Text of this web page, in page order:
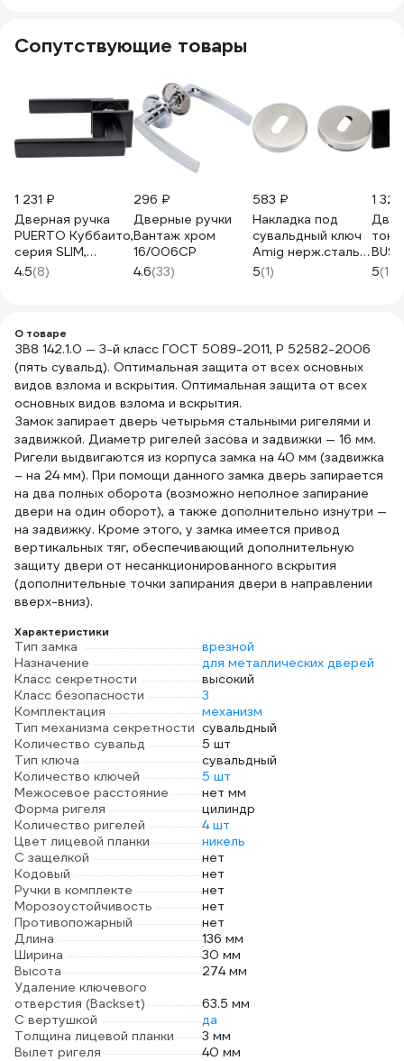
Сопутствующие товары
1 231 ₽
Дверная ручка
PUERTO Куббаито,
серия SLIM,
черный INAL 541-
03 slim B
4.5(8)
296 ₽
Дверные ручки
Вантаж хром
16/006CP
4.6(33)
583 ₽
Накладка под
сувальдный ключ
Amig нерж.сталь
2-53
5(1)
1
A-
5(10)
О товаре
ЗВ8 142.1.0 — 3-й класс ГОСТ 5089-2011, Р 52582-2006
(пять сувальд). Оптимальная защита от всех основных
видов взлома и вскрытия. Оптимальная защита от всех
основных видов взлома и вскрытия.
Замок запирает дверь четырьмя стальными ригелями и
задвижкой. Диаметр ригелей засова и задвижки — 16 мм.
Ригели выдвигаются из корпуса замка на 40 мм (задвижка
– на 24 мм). При помощи данного замка дверь запирается
на два полных оборота (возможно неполное запирание
двери на один оборот), а также дополнительно изнутри —
на задвижку. Кроме этого, у замка имеется привод
вертикальных тяг, обеспечивающий дополнительную
защиту двери от несанкционированного вскрытия
(дополнительные точки запирания двери в направлении
вверх-вниз).
Характеристики
Тип замка
врезной
Назначение
для металлических дверей
Класс секретности
высокий
Класс безопасности
3
Комплектация
механизм
Тип механизма секретности сувальдный
Количество сувальд
5 шт
Тип ключа
сувальдный
Количество ключей
5 шт
Межосевое расстояние
нет мм
Форма ригеля
цилиндр
Количество ригелей
4 шт
Цвет лицевой планки
никель
С защелкой
нет
Кодовый
нет
Ручки в комплекте
нет
Морозоустойчивость
нет
Противопожарный
нет
Длина
136 мм
Ширина
30 мм
Высота
274 мм
Удаление ключевого
отверстия (Backset)
63.5 мм
С вертушкой
да
Толщина лицевой планки
3 мм
Вылет ригеля
40 мм